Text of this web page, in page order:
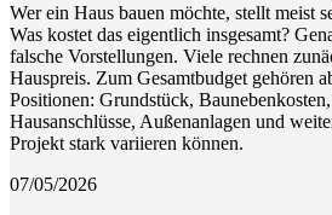
Wer ein Haus bauen möchte, stellt meist
Was kostet das eigentlich insgesamt?
falsche Vorstellungen. Viele rechnen
Hauspreis. Zum Gesamtbudget gehören
Positionen: Grundstück,
Hausanschlüsse, Außenanlagen und
Projekt stark variieren können.
07/05/2026